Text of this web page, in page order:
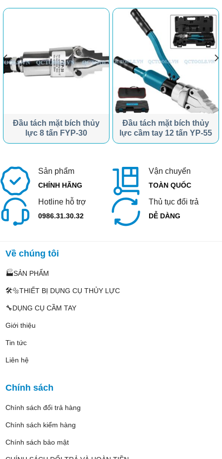
Đầu tách mặt bích thủy
lực 8 tấn FYP-30
Đầu tách mặt bích thủy
lực cầm tay 12 tấn YP-55
Sản phẩm
CHÍNH HÃNG
Vận chuyển
TOÀN QUỐC
Hotline hỗ trợ
0986.31.30.32
Thủ tục đổi trả
DỄ DÀNG
Về chúng tôi
🏭SẢN PHẨM
🛠️🔩THIẾT BỊ DỤNG CỤ THỦY LỰC
🔧DỤNG CỤ CẦM TAY
Giới thiệu
Tin tức
Liên hệ
Chính sách
Chính sách đổi trả hàng
Chính sách kiểm hàng
Chính sách bảo mật